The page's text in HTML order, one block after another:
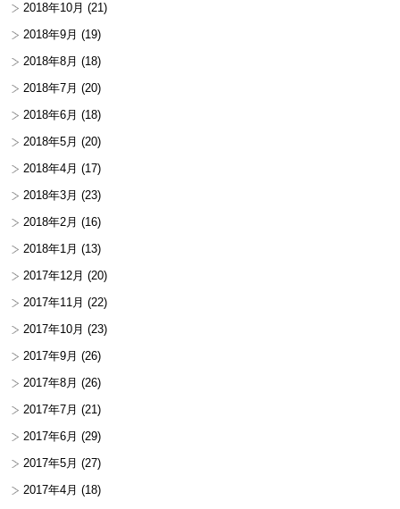
2018年10月 (21)
2018年9月 (19)
2018年8月 (18)
2018年7月 (20)
2018年6月 (18)
2018年5月 (20)
2018年4月 (17)
2018年3月 (23)
2018年2月 (16)
2018年1月 (13)
2017年12月 (20)
2017年11月 (22)
2017年10月 (23)
2017年9月 (26)
2017年8月 (26)
2017年7月 (21)
2017年6月 (29)
2017年5月 (27)
2017年4月 (18)